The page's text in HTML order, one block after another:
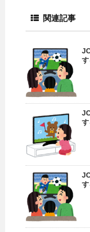
関連記事